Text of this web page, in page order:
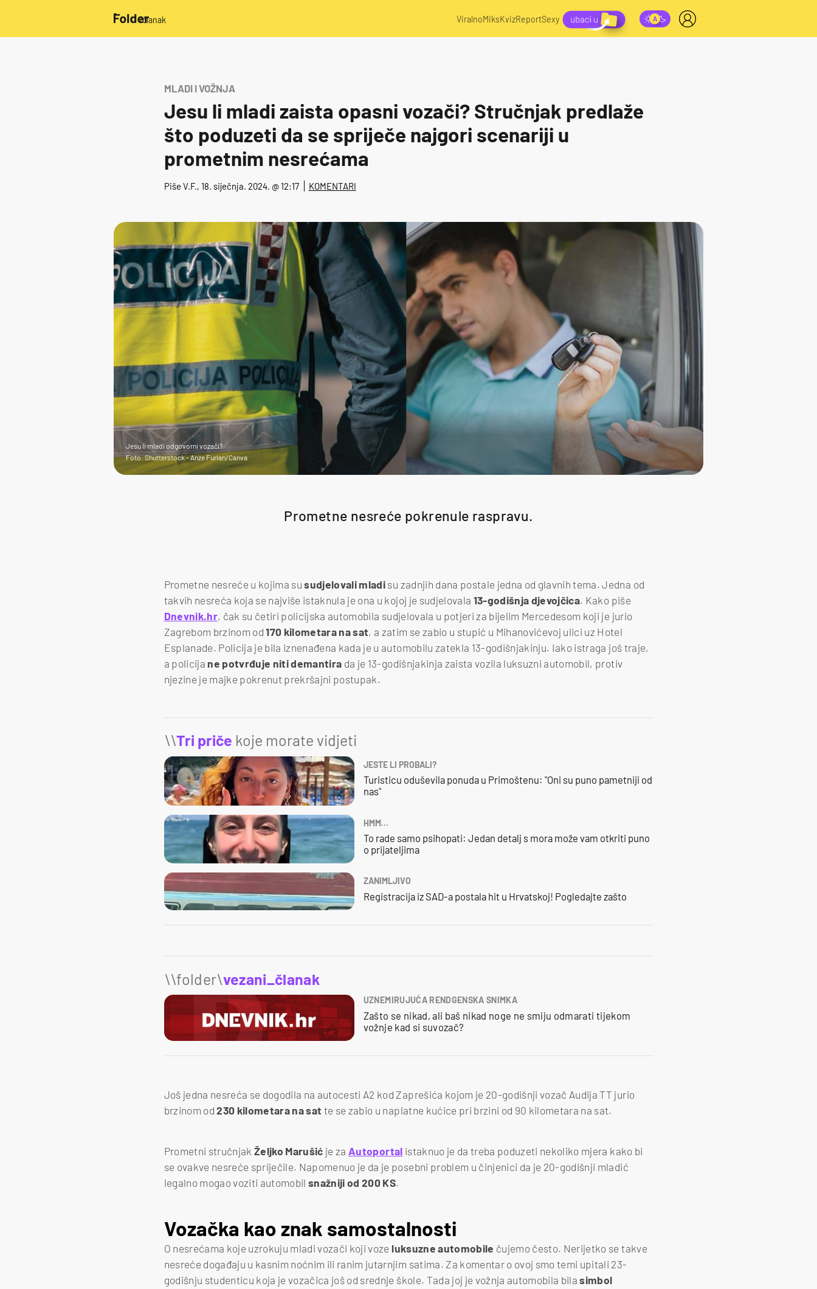
/članak ViralnoMiksKvizReportSexy
MLADI I VOŽNJA
Jesu li mladi zaista opasni vozači? Stručnjak predlaže
što poduzeti da se spriječe najgori scenariji u
prometnim nesrećama
Piše V.F., 18. siječnja. 2024. @ 12:17 KOMENTARI
Jesu li mladi odgovorni vozači?
Foto: Shutterstock - Anze Furlan/Canva
Prometne nesreće pokrenule raspravu.
Prometne nesreće u kojima susudjelovali mladi su zadnjih dana postale jedna od glavnih tema. Jedna od
takvih nesreća koja se najviše istaknula je ona u kojoj je sudjelovala 13-godišnja djevojčica. Kako piše
Dnevnik.hr, čak su četiri policijska automobila sudjelovala u potjeri za bijelim Mercedesom koji je jurio
Zagrebom brzinom od170 kilometara na sat, a zatim se zabio u stupić u Mihanovićevoj ulici uz Hotel
Esplanade. Policija je bila iznenađena kada je u automobilu zatekla 13-godišnjakinju. Iako istraga još traje,
a policija ne potvrđuje niti demantira da je 13-godišnjakinja zaista vozila luksuzni automobil, protiv
njezine je majke pokrenut prekršajni postupak.
\\Tri priče koje morate vidjeti
JESTE LI PROBALI?
Turisticu oduševila ponuda u Primoštenu: "Oni su puno pametniji od
nas"
HMM…
To rade samo psihopati: Jedan detalj s mora može vam otkriti puno
o prijateljima
ZANIMLJIVO
Registracija iz SAD-a postala hit u Hrvatskoj! Pogledajte zašto
\\folder\vezani_članak
UZNEMIRUJUĆA RENDGENSKA SNIMKA
Zašto se nikad, ali baš nikad noge ne smiju odmarati tijekom
vožnje kad si suvozač?
Još jedna nesreća se dogodila na autocesti A2 kod Zaprešića kojom je 20-godišnji vozač Audija TT jurio
brzinom od230 kilometara na sat te se zabio u naplatne kućice pri brzini od 90 kilometara na sat.
Prometni stručnjak Željko Marušić je za Autoportal istaknuo je da treba poduzeti nekoliko mjera kako bi
se ovakve nesreće spriječile. Napomenuo je da je posebni problem u činjenici da je 20-godišnji mladić
legalno mogao voziti automobilsnažniji od 200 KS.
Vozačka kao znak samostalnosti
O nesrećama koje uzrokuju mladi vozači koji voze luksuzne automobile čujemo često. Nerijetko se takve
nesreće događaju u kasnim noćnim ili ranim jutarnjim satima. Za komentar o ovoj smo temi upitali 23-
godišnju studenticu koja je vozačica još od srednje škole. Tada joj je vožnja automobila bilasimbol